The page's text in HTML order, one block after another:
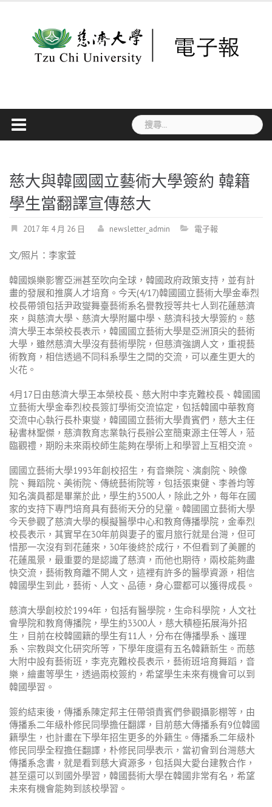
搜
尋
字:
慈大與韓國國立藝術大學簽約 韓籍
學生當翻譯宣傳慈大
2017 年 4 月 26 日 newsletter_admin 電子報
文/照片：李家萓
韓國娛樂影響亞洲甚至吹向全球，韓國政府政策支持，並有計
畫的發展和推廣人才培育。今天(4/17)韓國國立藝術大學金奉烈
校長帶領包括尹政燮舞臺藝術系名譽教授等共七人到花蓮慈濟
來，與慈濟大學、慈濟大學附屬中學、慈濟科技大學簽約。慈
濟大學王本榮校長表示，韓國國立藝術大學是亞洲頂尖的藝術
大學，雖然慈濟大學沒有藝術學院，但慈濟強調人文，重視藝
術教育，相信透過不同科系學生之間的交流，可以產生更大的
火花。
4月17日由慈濟大學王本榮校長、慈大附中李克難校長、韓國國
立藝術大學金奉烈校長簽訂學術交流協定，包括韓國中華教育
交流中心執行長朴東燮，韓國國立藝術大學貴賓們，慈大主任
秘書林聖傑，慈濟教育志業執行長辦公室簡東源主任等人，蒞
臨觀禮，期盼未來兩校師生能夠在學術上和學習上互相交流。
國國立藝術大學1993年創校招生，有音樂院、演劇院、映像
院、舞蹈院、美術院、傳統藝術院等，包括張東健、李善均等
知名演員都是畢業於此，學生約3500人，除此之外，每年在國
家的支持下專門培育具有藝術天分的兒童。韓國國立藝術大學
今天參觀了慈濟大學的模擬醫學中心和教育傳播學院，金奉烈
校長表示，其實早在30年前與妻子的蜜月旅行就是台灣，但可
惜那一次沒有到花蓮來，30年後終於成行，不但看到了美麗的
花蓮風景，最重要的是認識了慈濟，而他也期待，兩校能夠盡
快交流，藝術教育離不開人文，這裡有許多的醫學資源，相信
韓國學生到此，藝術、人文、品德，身心靈都可以獲得成長。
慈濟大學創校於1994年，包括有醫學院，生命科學院，人文社
會學院和教育傳播院，學生約3300人，慈大積極拓展海外招
生，目前在校韓國籍的學生有11人，分布在傳播學系、護理
系、宗教與文化研究所等，下學年度還有五名韓籍新生。而慈
大附中設有藝術班，李克克難校長表示，藝術班培育舞蹈，音
樂，繪畫等學生，透過兩校簽約，希望學生未來有機會可以到
韓國學習。
簽約結束後，傳播系陳定邦主任帶領貴賓們參觀攝影棚等，由
傳播系二年級朴修民同學擔任翻譯，目前慈大傳播系有9位韓國
籍學生，也計畫在下學年招生更多的外籍生。傳播系二年級朴
修民同學全程擔任翻譯，朴修民同學表示，當初會到台灣慈大
傳播系念書，就是看到慈大資源多，包括與大愛台建教合作，
甚至還可以到國外學習，韓國藝術大學在韓國非常有名，希望
未來有機會能夠到該校學習。